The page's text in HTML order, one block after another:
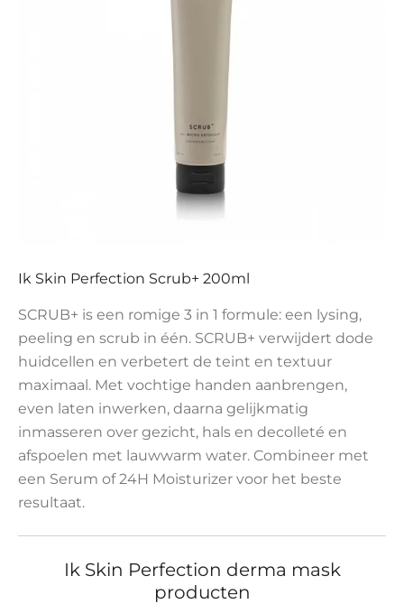
Ik Skin Perfection Scrub+ 200ml
SCRUB+ is een romige 3 in 1 formule: een lysing,
peeling en scrub in één. SCRUB+ verwijdert dode
huidcellen en verbetert de teint en textuur
maximaal. Met vochtige handen aanbrengen,
even laten inwerken, daarna gelijkmatig
inmasseren over gezicht, hals en decolleté en
afspoelen met lauwwarm water. Combineer met
een Serum of 24H Moisturizer voor het beste
resultaat.
Ik Skin Perfection derma mask
producten